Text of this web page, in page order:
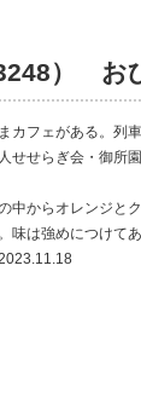
） お
カフェがある。列
せらぎ会・御所
からオレンジとク
味は強めにつけて